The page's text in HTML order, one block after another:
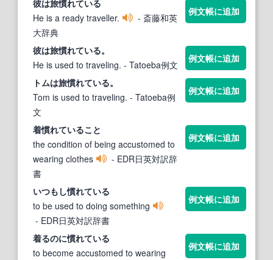
彼は旅慣れている
He is a ready traveller.
- 斎藤和英
大辞典
例文帳に追加
彼は旅慣れている。
He is used to traveling. - Tatoeba例文
例文帳に追加
トムは旅慣れている。
Tom is used to traveling. - Tatoeba例
文
例文帳に追加
着慣れていること
the condition of being accustomed to
wearing clothes
- EDR日英対訳辞
書
例文帳に追加
いつもし慣れている
to be used to doing something
- EDR日英対訳辞書
例文帳に追加
着るのに慣れている
to become accustomed to wearing
例文帳に追加